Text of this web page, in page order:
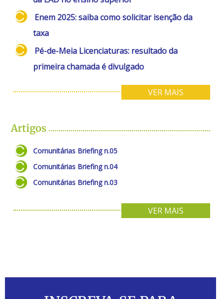
Enem 2025: saiba como solicitar isenção da
taxa
Pé-de-Meia Licenciaturas: resultado da
primeira chamada é divulgado
VER MAIS
Artigos
Comunitárias Briefing n.05
Comunitárias Briefing n.04
Comunitárias Briefing n.03
VER MAIS